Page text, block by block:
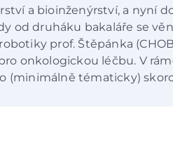
a bioinženýrství, a nyní
od druháku bakaláře se
prof. Štěpánka
onkologickou léčbu. V
(minimálně tématicky)